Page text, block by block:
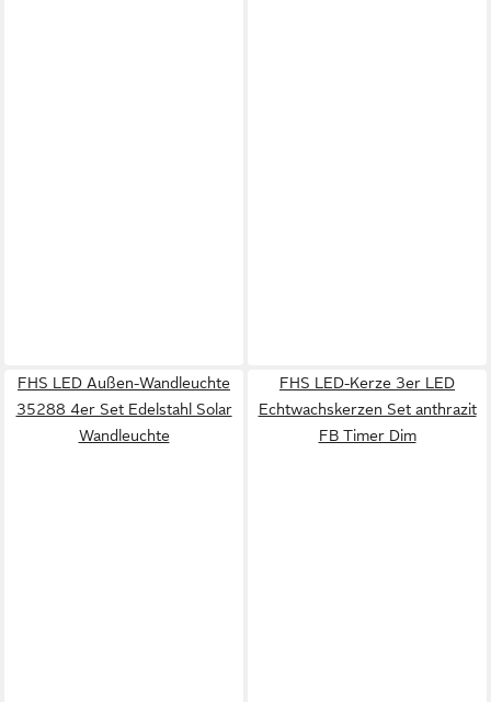
FHS LED Außen-Wandleuchte
35288 4er Set Edelstahl Solar
Wandleuchte
FHS LED-Kerze 3er LED
Echtwachskerzen Set anthrazit
FB Timer Dim